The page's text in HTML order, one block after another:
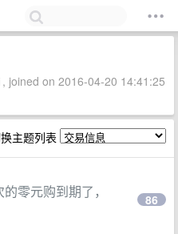
joined on 2016-04-20 14:41:25
主题列表
零元购到期了，
86